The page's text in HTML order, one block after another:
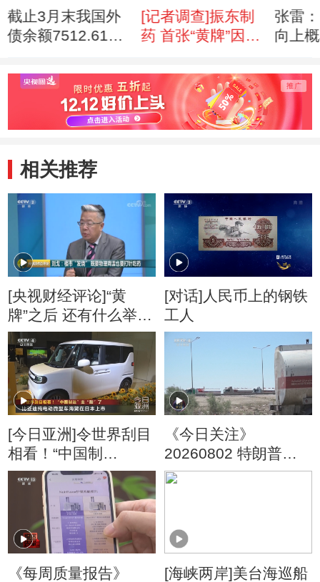
截止3月末我国外
债余额7512.61亿
[记者调查]振东制
药 首张“黄牌”因何
张雷
向上
相关推荐
[央视财经评论]“黄
牌”之后 还有什么举
措？
[对话]人民币上的钢铁
工人
[今日亚洲]令世界刮目
相看！“中国制
造”变“酷”了
《今日关注》
20260802 特朗普叫
停“最大规模”打击 伊
《每周质量报告》
[海峡两岸]美台海巡船